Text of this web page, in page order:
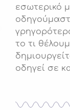
εσωτερικό
το τι
οδηγεί σε